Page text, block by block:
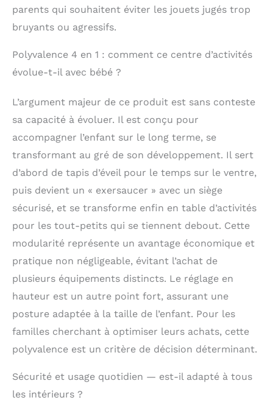
plastique
soigneusement
parfaitement dans la
parents qui souhaitent éviter les jouets jugés trop
bruyants ou agressifs.
Polyvalence 4 en 1 : comment ce centre d’activités
évolue-t-il avec bébé ?
L’argument majeur de ce produit est sans conteste
sa capacité à évoluer. Il est conçu pour
accompagner l’enfant sur le long terme, se
transformant au gré de son développement. Il sert
d’abord de tapis d’éveil pour le temps sur le ventre,
puis devient un « exersaucer » avec un siège
sécurisé, et se transforme enfin en table d’activités
pour les tout-petits qui se tiennent debout. Cette
modularité représente un avantage économique et
pratique non négligeable, évitant l’achat de
plusieurs équipements distincts. Le réglage en
hauteur est un autre point fort, assurant une
posture adaptée à la taille de l’enfant. Pour les
familles cherchant à optimiser leurs achats, cette
polyvalence est un critère de décision déterminant.
Sécurité et usage quotidien — est-il adapté à tous
les intérieurs ?